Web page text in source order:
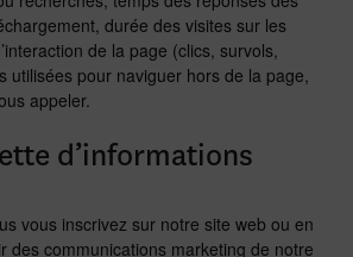
durée des visites sur les
de la page (clics, survols,
utilisées pour naviguer hors de la page,
appeler.
d’informations
vous inscrivez sur notre site web ou en
des communications marketing de notre